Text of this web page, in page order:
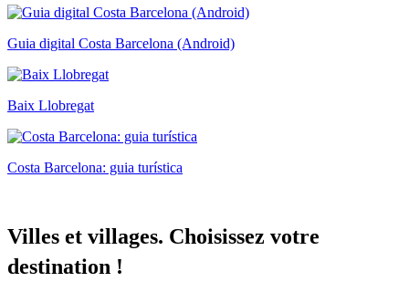
Guia digital Costa Barcelona (Android)
Baix Llobregat
Costa Barcelona: guia turística
Villes et villages. Choisissez votre
destination !